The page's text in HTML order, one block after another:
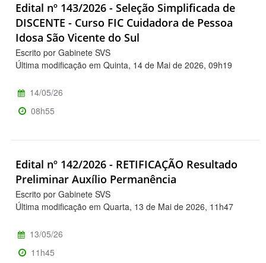
Edital nº 143/2026 - Seleção Simplificada de
DISCENTE - Curso FIC Cuidadora de Pessoa
Idosa São Vicente do Sul
Escrito por Gabinete SVS
Última modificação em Quinta, 14 de Mai de 2026, 09h19
14/05/26
08h55
Edital nº 142/2026 - RETIFICAÇÃO Resultado
Preliminar Auxílio Permanência
Escrito por Gabinete SVS
Última modificação em Quarta, 13 de Mai de 2026, 11h47
13/05/26
11h45